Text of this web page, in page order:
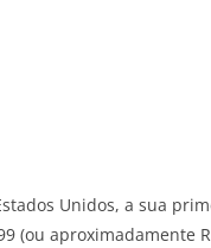
Unidos, a sua
(ou aproximadamente